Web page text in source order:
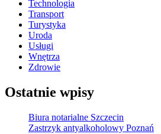
Technologia
Transport
Turystyka
Uroda
Usługi
Wnętrza
Zdrowie
Ostatnie wpisy
Biura notarialne Szczecin
Zastrzyk antyalkoholowy Poznań